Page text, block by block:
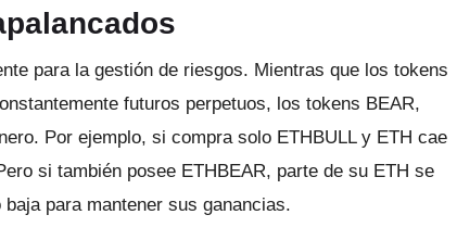
para la gestión de riesgos. Mientras que los tokens
futuros perpetuos, los tokens BEAR,
Por ejemplo, si compra solo ETHBULL y ETH cae
si también posee ETHBEAR, parte de su ETH se
para mantener sus ganancias.